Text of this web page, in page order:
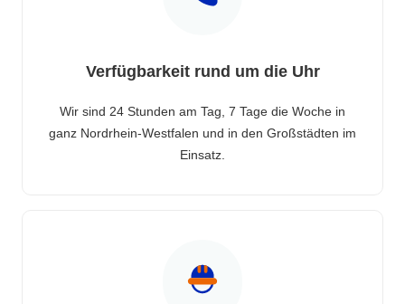
Verfügbarkeit rund um die Uhr
Wir sind 24 Stunden am Tag, 7 Tage die Woche in
ganz Nordrhein-Westfalen und in den Großstädten im
Einsatz.